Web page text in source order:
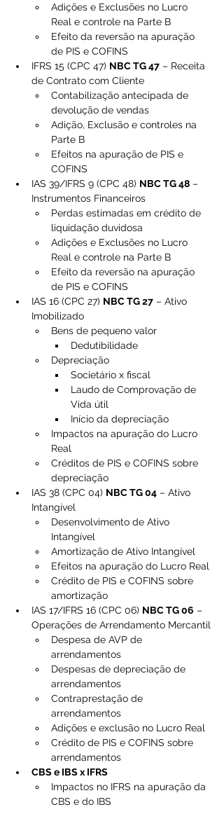
Adições e Exclusões no Lucro
Real e controle na Parte B
Efeito da reversão na apuração
de PIS e COFINS
IFRS 15 (CPC 47) NBC TG 47 – Receita
de Contrato com Cliente
Contabilização antecipada de
devolução de vendas
Adição, Exclusão e controles na
Parte B
Efeitos na apuração de PIS e
COFINS
IAS 39/IFRS 9 (CPC 48) NBC TG 48 –
Instrumentos Financeiros
Perdas estimadas em crédito de
liquidação duvidosa
Adições e Exclusões no Lucro
Real e controle na Parte B
Efeito da reversão na apuração
de PIS e COFINS
IAS 16 (CPC 27) NBC TG 27 – Ativo
Imobilizado
Bens de pequeno valor
Dedutibilidade
Depreciação
Societário x fiscal
Laudo de Comprovação de
Vida útil
Início da depreciação
Impactos na apuração do Lucro
Real
Créditos de PIS e COFINS sobre
depreciação
IAS 38 (CPC 04) NBC TG 04 – Ativo
Intangível
Desenvolvimento de Ativo
Intangível
Amortização de Ativo Intangível
Efeitos na apuração do Lucro Real
Crédito de PIS e COFINS sobre
amortização
IAS 17/IFRS 16 (CPC 06) NBC TG 06 –
Operações de Arrendamento Mercantil
Despesa de AVP de
arrendamentos
Despesas de depreciação de
arrendamentos
Contraprestação de
arrendamentos
Adições e exclusão no Lucro Real
Crédito de PIS e COFINS sobre
arrendamentos
CBS e IBS x IFRS
Impactos no IFRS na apuração da
CBS e do IBS